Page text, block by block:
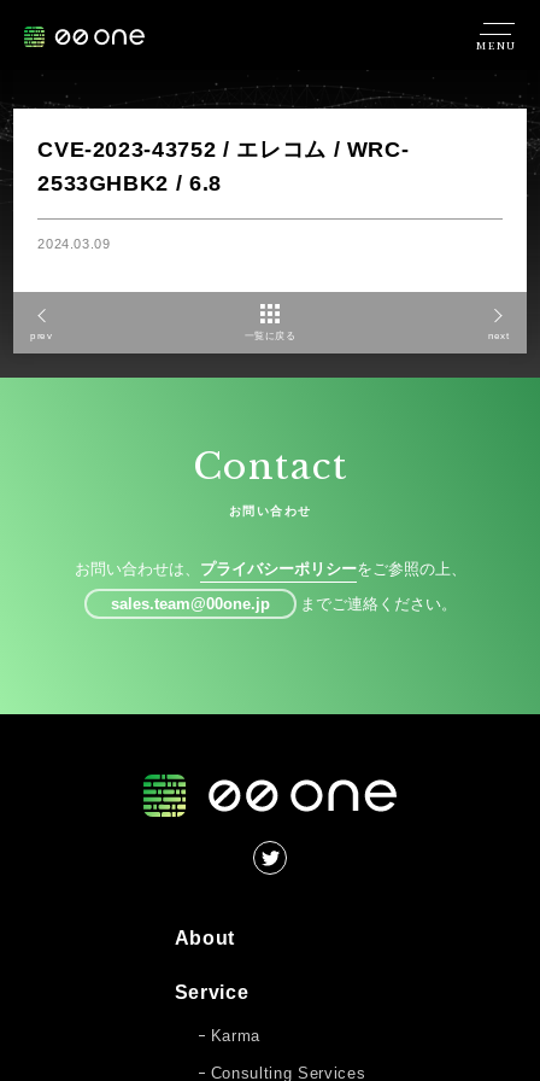
MENU
CVE-2023-43752 / エレコム / WRC-
2533GHBK2 / 6.8
2024.03.09
prev 一覧に戻る next
Contact
お問い合わせ
お問い合わせは、 プライバシーポリシーをご参照の上、
sales.team@00one.jp
までご連絡ください。
About
Service
Karma
Consulting Services